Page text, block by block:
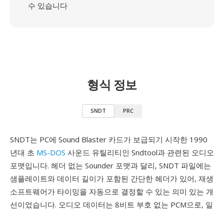
수 있습니다
형식 정보
SNDT PRC
SNDT는 PC에 Sound Blaster 카드가 보급되기 시작한 1990
년대 초 MS-DOS 사운드 유틸리티인 Sndtool과 관련된 오디오
포맷입니다. 헤더 없는 Sounder 포맷과 달리, SNDT 파일에는
샘플레이트와 데이터 길이가 포함된 간단한 헤더가 있어, 재생
소프트웨어가 타이밍을 자동으로 결정할 수 있는 의미 있는 개
선이었습니다. 오디오 데이터는 8비트 부호 없는 PCM으로, 일